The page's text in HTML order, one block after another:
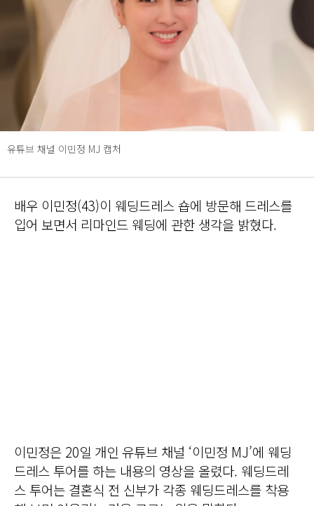
유튜브 채널 이민정 MJ 캡처
배우 이민정(43)이 웨딩드레스 숍에 방문해 드레스를
입어 보면서 리마인드 웨딩에 관한 생각을 밝혔다.
이민정은 20일 개인 유튜브 채널 ‘이민정 MJ’에 웨딩
드레스 투어를 하는 내용의 영상을 올렸다. 웨딩드레
스 투어는 결혼식 전 신부가 각종 웨딩드레스를 착용